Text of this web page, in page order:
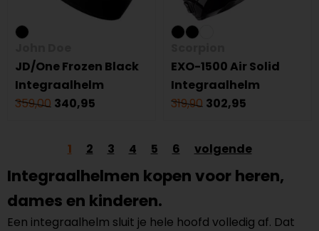
JD/One Frozen Black
Integraalhelm
359,00 340,95
EXO-1500 Air Solid
Integraalhelm
319,90 302,95
1 2 3 4 5 6 volgende
Integraalhelmen kopen voor heren,
dames en kinderen.
Een integraalhelm sluit je hele hoofd volledig af. Dat